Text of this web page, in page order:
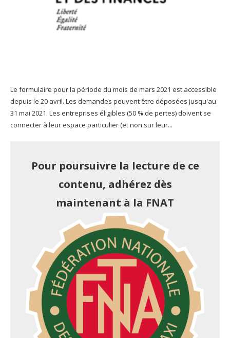
Le formulaire pour la période du mois de mars 2021 est accessible
depuis le 20 avril. Les demandes peuvent être déposées jusqu'au
31 mai 2021. Les entreprises éligibles (50 % de pertes) doivent se
connecter à leur espace particulier (et non sur leur...
Pour poursuivre la lecture de ce
contenu, adhérez dès
maintenant à la FNAT